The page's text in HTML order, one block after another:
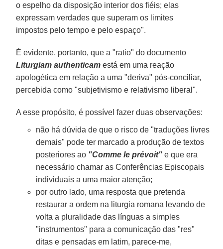
o espelho da disposição interior dos fiéis; elas
expressam verdades que superam os limites
impostos pelo tempo e pelo espaço".
É evidente, portanto, que a "ratio" do documento
Liturgiam authenticam está em uma reação
apologética em relação a uma "deriva" pós-conciliar,
percebida como "subjetivismo e relativismo liberal".
A esse propósito, é possível fazer duas observações:
não há dúvida de que o risco de "traduções livres
demais" pode ter marcado a produção de textos
posteriores ao "Comme le prévoit" e que era
necessário chamar as Conferências Episcopais
individuais a uma maior atenção;
por outro lado, uma resposta que pretenda
restaurar a ordem na liturgia romana levando de
volta a pluralidade das línguas a simples
"instrumentos" para a comunicação das "res"
ditas e pensadas em latim, parece-me,